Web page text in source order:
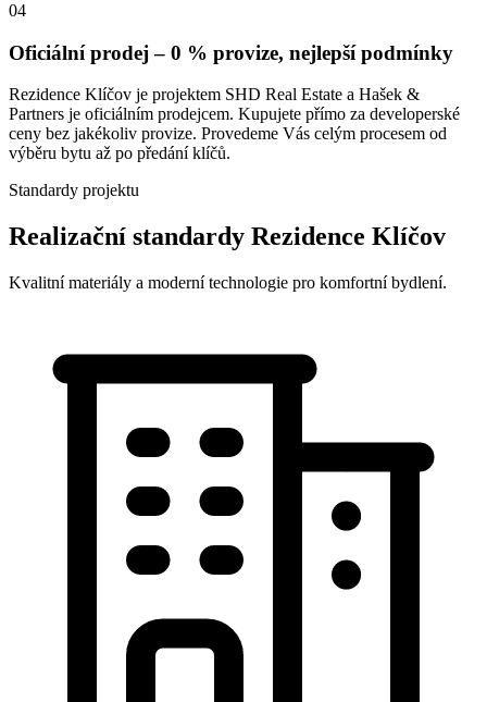
04
Oficiální prodej – 0 % provize, nejlepší podmínky
Rezidence Klíčov je projektem SHD Real Estate a Hašek &
Partners je oficiálním prodejcem. Kupujete přímo za developerské
ceny bez jakékoliv provize. Provedeme Vás celým procesem od
výběru bytu až po předání klíčů.
Standardy projektu
Realizační standardy Rezidence Klíčov
Kvalitní materiály a moderní technologie pro komfortní bydlení.